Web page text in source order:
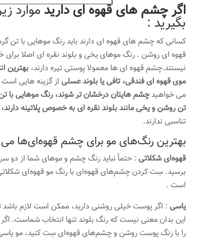
اگر چشم های قهوه ای داریدموارد
بگیرید :
کسانی که چشم های قهوه ای دارند باید رنگ موهایی با تن
قهوه ای روشن . رنگ موهای یخی و بلوند نقره ای اصلا
نیستند.چشم قهوه ای ها معمولا پوستی تیره دارند، بهترین
موی قهوه ای فندقی، تافی یا بلوند عسلیاز گزینه هایی است
می خواهیدچشم هایتان درخشان تر شوند، رنگ موهایی با تن
تن روشن و یخی مانند بلوند نقره ای به خصوص پلاتینه
تناسبی ندارند.
بهترین رنگ‌های مو برای چشم قهوه‌ای‌ها می
قهوه‌ای شکلاتی: حتماً نباید رنگ چشم و موهای شما از دو
برسید. سِت کردن چشم‌های قهوه‌ای با رنگ مو قهوه‌ای شکلاتی
است .
یاسی: اگر پوست خیلی روشنی دارید، ممکن است لازم باشد
این بدان معنی نیست که رنگ بلوند تنها انتخاب شماست.
را با رنگ پوست روشن و چشم‌های قهوه‌ای سِت کنید، مو